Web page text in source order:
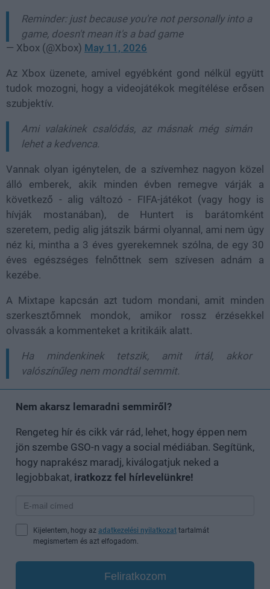
Reminder: just because you're not personally into a
game, doesn't mean it's a bad game
— Xbox (@Xbox) May 11, 2026
Az Xbox üzenete, amivel egyébként gond nélkül együtt
tudok mozogni, hogy a videojátékok megítélése erősen
szubjektív.
Ami valakinek csalódás, az másnak még simán
lehet a kedvenca.
Vannak olyan igénytelen, de a szívemhez nagyon közel
álló emberek, akik minden évben remegve várják a
következő - alig változó - FIFA-játékot (vagy hogy is
hívják mostanában), de Huntert is barátomként
szeretem, pedig alig játszik bármi olyannal, ami nem úgy
néz ki, mintha a 3 éves gyerekemnek szólna, de egy 30
éves egészséges felnőttnek sem szívesen adnám a
kezébe.
A Mixtape kapcsán azt tudom mondani, amit minden
szerkesztőmnek mondok, amikor rossz érzésekkel
olvassák a kommenteket a kritikáik alatt.
Ha mindenkinek tetszik, amit írtál, akkor
valószínűleg nem mondtál semmit.
Nem akarsz lemaradni semmiről?
Rengeteg hír és cikk vár rád, lehet, hogy éppen nem
jön szembe GSO-n vagy a social médiában. Segítünk,
hogy naprakész maradj, kiválogatjuk neked a
legjobbakat, iratkozz fel hírlevelünkre!
Kijelentem, hogy az adatkezelési nyilatkozat tartalmát
megismertem és azt elfogadom.
Feliratkozom